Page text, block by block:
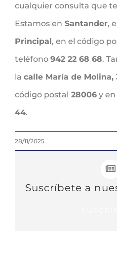
cualquier consulta que
Estamos en Santander,
Principal, en el código
teléfono 942 22 68 68.
la calle María de Molina,
código postal 28006 y
44.
28/11/2025
Suscríbete a